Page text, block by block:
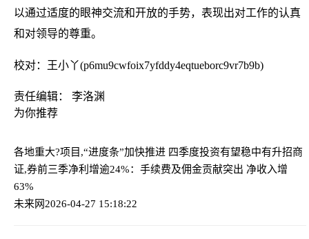
以通过适度的眼神交流和开放的手势，表现出对工作的认真
和对领导的尊重。
校对：王小丫(p6mu9cwfoix7yfddy4eqtueborc9vr7b9b)
责任编辑： 李洛渊
为你推荐
各地重大?项目,“进度条”加快推进 四季度投资有望稳中有升招商
证,券前三季净利增逾24%：手续费及佣金贡献突出 净收入增
63%
未来网2026-04-27 15:18:22